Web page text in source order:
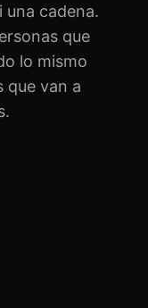
una cadena.
que
lo mismo
que van a